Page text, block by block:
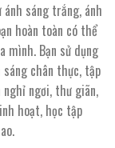
sáng trắng, ánh
hoàn toàn có thể
mình. Bạn sử dụng
chân thực, tập
nghỉ ngơi, thư giãn,
hoạt, học tập